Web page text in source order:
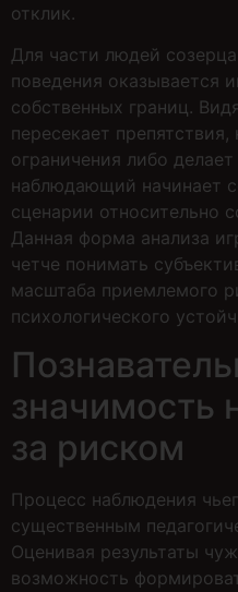
отклик.
Для части людей
поведения оказывается
собственных границ.
пересекает
ограничения либо
наблюдающий начинает
сценарии относительно
Данная форма анализа
четче понимать
масштаба приемлемого
психологического
значимость
за риском
Процесс наблюдения
существенным
Оценивая результаты
возможность